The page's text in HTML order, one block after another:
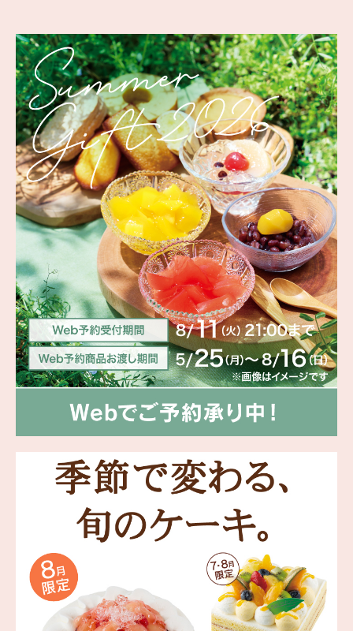
岳や末広がりを意味す
つ時」という意味を込
。雄大な八ヶ岳山麓の自
れる、こだわりのスイー
海外 Overseas shops
Malaysia
UAE
Thailand